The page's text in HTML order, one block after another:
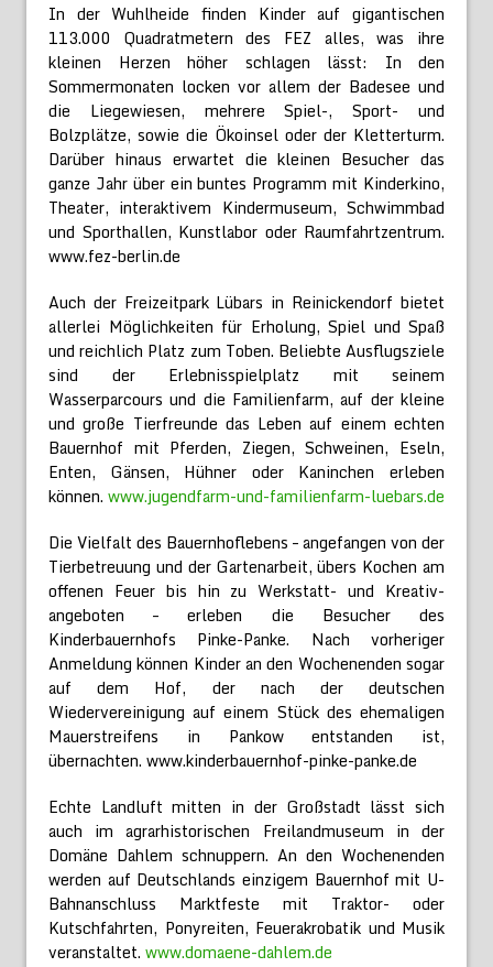
In der Wuhlheide finden Kinder auf gigantischen
113.000 Quadratmetern des FEZ alles, was ihre
kleinen Herzen höher schlagen lässt: In den
Sommermonaten locken vor allem der Badesee und
die Liegewiesen, mehrere Spiel-, Sport- und
Bolzplätze, sowie die Ökoinsel oder der Kletterturm.
Darüber hinaus erwartet die kleinen Besucher das
ganze Jahr über ein buntes Programm mit Kinderkino,
Theater, interaktivem Kindermuseum, Schwimmbad
und Sporthallen, Kunstlabor oder Raumfahrtzentrum.
www.fez-berlin.de
Auch der Freizeitpark Lübars in Reinickendorf bietet
allerlei Möglichkeiten für Erholung, Spiel und Spaß
und reichlich Platz zum Toben. Beliebte Ausflugsziele
sind der Erlebnisspielplatz mit seinem
Wasserparcours und die Familienfarm, auf der kleine
und große Tierfreunde das Leben auf einem echten
Bauernhof mit Pferden, Ziegen, Schweinen, Eseln,
Enten, Gänsen, Hühner oder Kaninchen erleben
können. www.jugendfarm-und-familienfarm-luebars.de
Die Vielfalt des Bauernhoflebens – angefangen von der
Tierbetreuung und der Gartenarbeit, übers Kochen am
offenen Feuer bis hin zu Werkstatt- und Kreativ-
angeboten – erleben die Besucher des
Kinderbauernhofs Pinke-Panke. Nach vorheriger
Anmeldung können Kinder an den Wochenenden sogar
auf dem Hof, der nach der deutschen
Wiedervereinigung auf einem Stück des ehemaligen
Mauerstreifens in Pankow entstanden ist,
übernachten. www.kinderbauernhof-pinke-panke.de
Echte Landluft mitten in der Großstadt lässt sich
auch im agrarhistorischen Freilandmuseum in der
Domäne Dahlem schnuppern. An den Wochenenden
werden auf Deutschlands einzigem Bauernhof mit U-
Bahnanschluss Marktfeste mit Traktor- oder
Kutschfahrten, Ponyreiten, Feuerakrobatik und Musik
veranstaltet. www.domaene-dahlem.de